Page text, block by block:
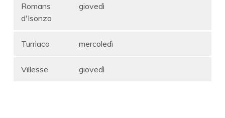
Romans
d'Isonzo
giovedì
Turriaco mercoledì
Villesse giovedì